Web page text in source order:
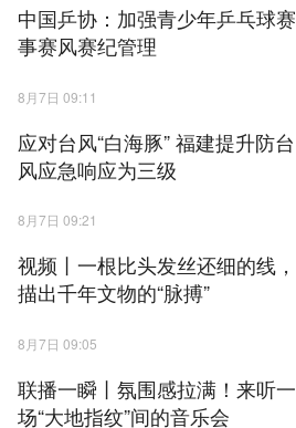
中国乒协：加强青少年乒乓球赛
事赛风赛纪管理
8月7日 09:11
应对台风“白海豚” 福建提升防台
风应急响应为三级
8月7日 09:21
视频丨一根比头发丝还细的线，
描出千年文物的“脉搏”
8月7日 09:05
联播一瞬丨氛围感拉满！来听一
场“大地指纹”间的音乐会